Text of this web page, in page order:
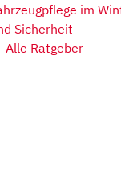
im
Sicherheit
Alle Ratgeber